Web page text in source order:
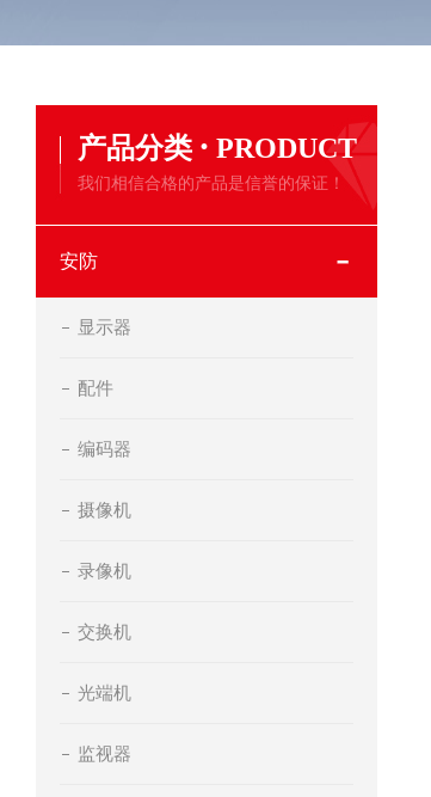
产品分类 · PRODUCT
我们相信合格的产品是信誉的保证！
安防
显示器
配件
编码器
摄像机
录像机
交换机
光端机
监视器